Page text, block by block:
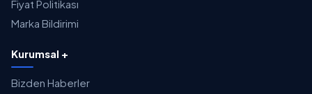
Fiyat Politikası
Marka Bildirimi
Kurumsal +
Bizden Haberler